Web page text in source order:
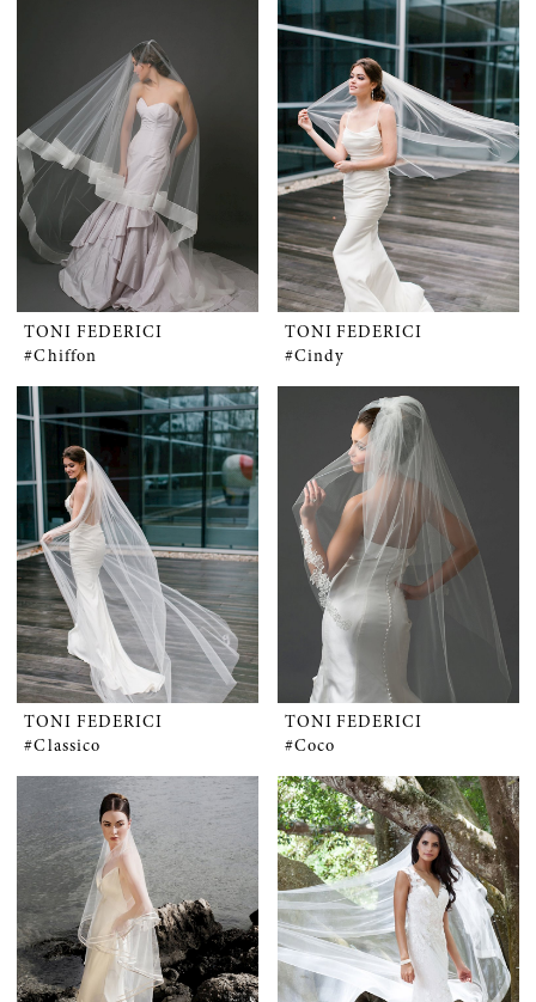
TONI FEDERICI
#Chiffon
TONI FEDERICI
#Cindy
TONI FEDERICI
#Classico
TONI FEDERICI
#Coco